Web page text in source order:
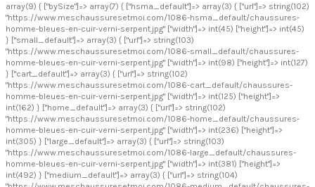
array(9) { ["bySize"]=> array(7) { ["hsma_default"]=> array(3) { ["url"]=> string(102)
"https://www.meschaussuresetmoi.com/1086-hsma_default/chaussures-
homme-bleues-en-cuir-verni-serpent.jpg" ["width"]=> int(45) ["height"]=> int(45)
} ["small_default"]=> array(3) { ["url"]=> string(103)
"https://www.meschaussuresetmoi.com/1086-small_default/chaussures-
homme-bleues-en-cuir-verni-serpent.jpg" ["width"]=> int(98) ["height"]=> int(127)
} ["cart_default"]=> array(3) { ["url"]=> string(102)
"https://www.meschaussuresetmoi.com/1086-cart_default/chaussures-
homme-bleues-en-cuir-verni-serpent.jpg" ["width"]=> int(125) ["height"]=>
int(162) } ["home_default"]=> array(3) { ["url"]=> string(102)
"https://www.meschaussuresetmoi.com/1086-home_default/chaussures-
homme-bleues-en-cuir-verni-serpent.jpg" ["width"]=> int(236) ["height"]=>
int(305) } ["large_default"]=> array(3) { ["url"]=> string(103)
"https://www.meschaussuresetmoi.com/1086-large_default/chaussures-
homme-bleues-en-cuir-verni-serpent.jpg" ["width"]=> int(381) ["height"]=>
int(492) } ["medium_default"]=> array(3) { ["url"]=> string(104)